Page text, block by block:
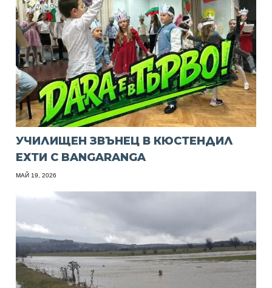
УЧИЛИЩЕН ЗВЪНЕЦ В КЮСТЕНДИЛ
ЕХТИ С BANGARANGA
МАЙ 19, 2026